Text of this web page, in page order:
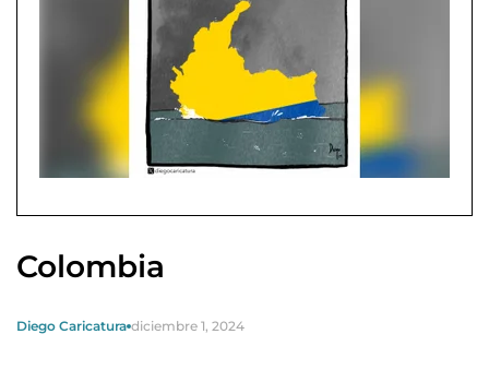
Colombia
Diego Caricatura diciembre 1, 2024